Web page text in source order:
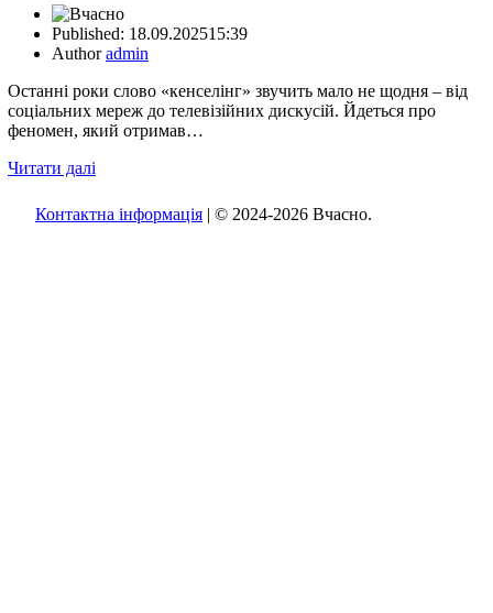
Published: 18.09.202515:39
Authoradmin
Останні роки слово «кенселінг» звучить мало не щодня – від
соціальних мереж до телевізійних дискусій. Йдеться про
феномен, який отримав…
Читати далі
Контактна інформація | © 2024-2026 Вчасно.